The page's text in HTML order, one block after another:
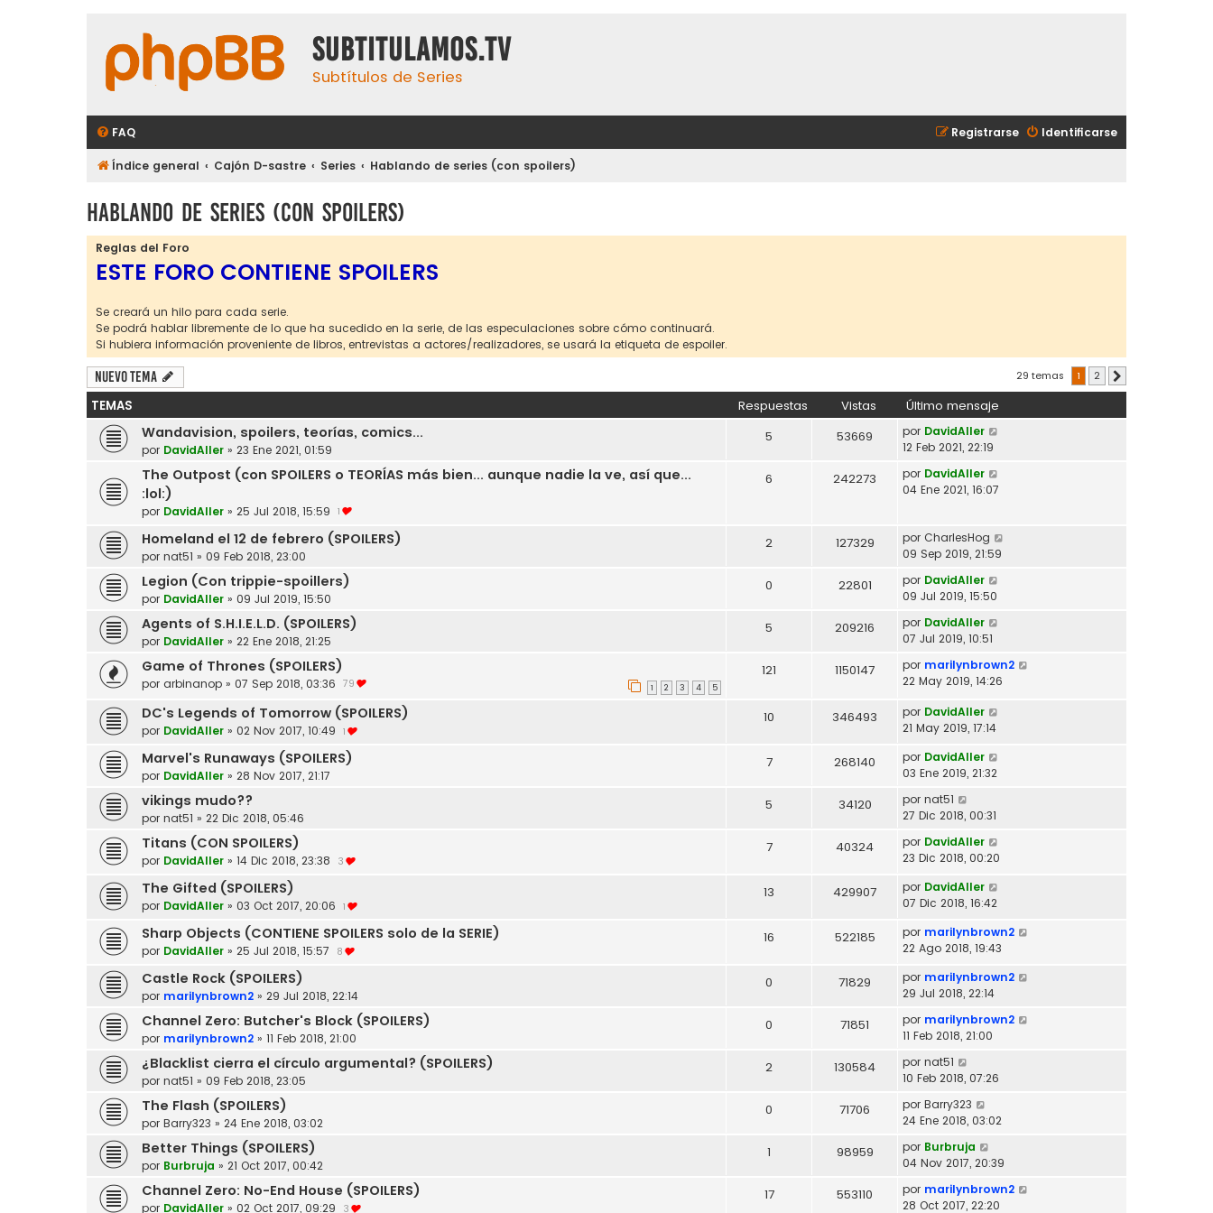
subtitulamos.tv
Subtítulos de Series
FAQ Identificarse
Registrarse
Índice general Cajón D-sastre Series Hablando de series (con spoilers)
Hablando de series (con spoilers)
Reglas del Foro
ESTE FORO CONTIENE SPOILERS
Se creará un hilo para cada serie.
Se podrá hablar libremente de lo que ha sucedido en la serie, de las especulaciones sobre cómo continuará.
Si hubiera información proveniente de libros, entrevistas a actores/realizadores, se usará la etiqueta de espoiler.
Nuevo Tema 29 temas 1 2
TEMAS Respuestas Vistas Último mensaje
Wandavision, spoilers, teorías, comics...
por DavidAller » 23 Ene 2021, 01:59
5 53669 por DavidAller
12 Feb 2021, 22:19
The Outpost (con SPOILERS o TEORÍAS más bien... aunque nadie la ve, así que...
:lol:)
por DavidAller » 25 Jul 2018, 15:59 1
6 242273 por DavidAller
04 Ene 2021, 16:07
Homeland el 12 de febrero (SPOILERS)
por nat51 » 09 Feb 2018, 23:00
2 127329 por CharlesHog
09 Sep 2019, 21:59
Legion (Con trippie-spoillers)
por DavidAller » 09 Jul 2019, 15:50
0 22801 por DavidAller
09 Jul 2019, 15:50
Agents of S.H.I.E.L.D. (SPOILERS)
por DavidAller » 22 Ene 2018, 21:25
5 209216 por DavidAller
07 Jul 2019, 10:51
Game of Thrones (SPOILERS)
por arbinanop » 07 Sep 2018, 03:36 1 2 3 4 5
79
121 1150147 por marilynbrown2
22 May 2019, 14:26
DC's Legends of Tomorrow (SPOILERS)
por DavidAller » 02 Nov 2017, 10:49 1
10 346493 por DavidAller
21 May 2019, 17:14
Marvel's Runaways (SPOILERS)
por DavidAller » 28 Nov 2017, 21:17
7 268140 por DavidAller
03 Ene 2019, 21:32
vikings mudo??
por nat51 » 22 Dic 2018, 05:46
5 34120 por nat51
27 Dic 2018, 00:31
Titans (CON SPOILERS)
por DavidAller » 14 Dic 2018, 23:38 3
7 40324 por DavidAller
23 Dic 2018, 00:20
The Gifted (SPOILERS)
por DavidAller » 03 Oct 2017, 20:06 1
13 429907 por DavidAller
07 Dic 2018, 16:42
Sharp Objects (CONTIENE SPOILERS solo de la SERIE)
por DavidAller » 25 Jul 2018, 15:57 8
16 522185 por marilynbrown2
22 Ago 2018, 19:43
Castle Rock (SPOILERS)
por marilynbrown2 » 29 Jul 2018, 22:14
0 71829 por marilynbrown2
29 Jul 2018, 22:14
Channel Zero: Butcher's Block (SPOILERS)
por marilynbrown2 » 11 Feb 2018, 21:00
0 71851 por marilynbrown2
11 Feb 2018, 21:00
¿Blacklist cierra el círculo argumental? (SPOILERS)
por nat51 » 09 Feb 2018, 23:05
2 130584 por nat51
10 Feb 2018, 07:26
The Flash (SPOILERS)
por Barry323 » 24 Ene 2018, 03:02
0 71706 por Barry323
24 Ene 2018, 03:02
Better Things (SPOILERS)
por Burbruja » 21 Oct 2017, 00:42
1 98959 por Burbruja
04 Nov 2017, 20:39
Channel Zero: No-End House (SPOILERS)
por DavidAller » 02 Oct 2017, 09:29 3
17 553110 por marilynbrown2
28 Oct 2017, 22:20